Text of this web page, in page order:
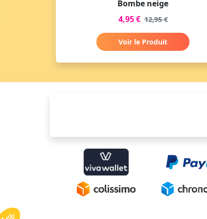
Bombe neige
4,95 € 12,95 €
Voir le Produit